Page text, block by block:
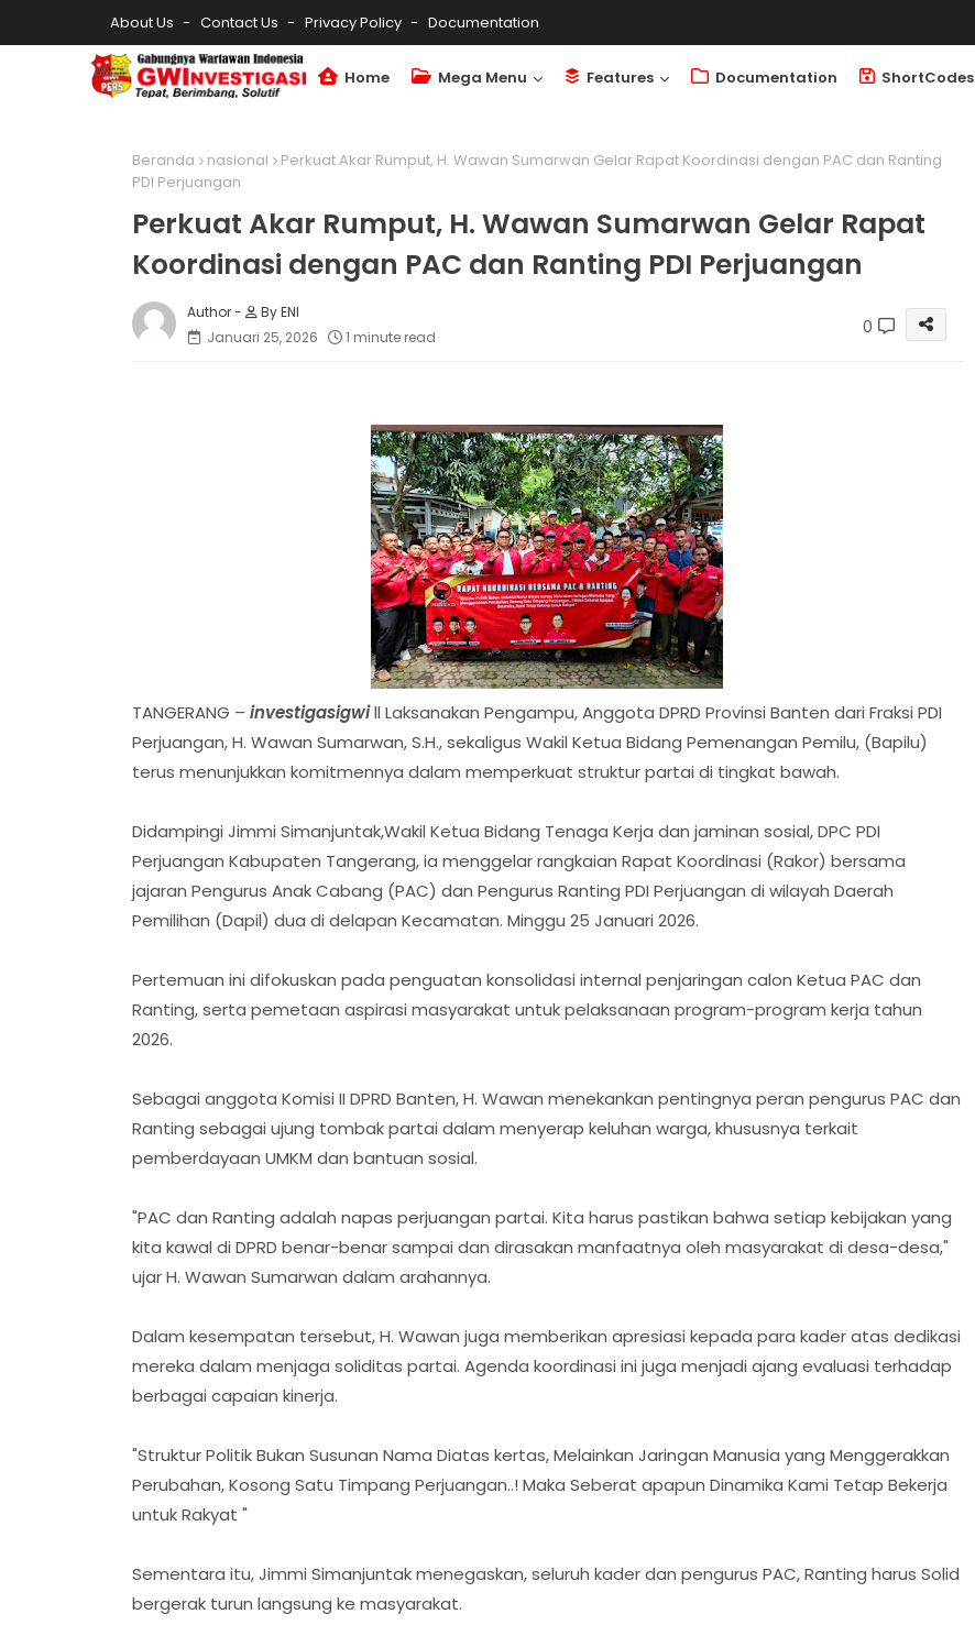
About Us Contact Us Privacy Policy Documentation
Home Mega Menu Features Documentation ShortCodes
Beranda nasional
Perkuat Akar Rumput, H. Wawan Sumarwan Gelar Rapat Koordinasi dengan PAC dan Ranting
PDI Perjuangan
Perkuat Akar Rumput, H. Wawan Sumarwan Gelar Rapat
Koordinasi dengan PAC dan Ranting PDI Perjuangan
By ENI
Januari 25, 2026
1 minute read 0
TANGERANG – investigasigwill Laksanakan Pengampu, Anggota DPRD Provinsi Banten dari Fraksi PDI
Perjuangan, H. Wawan Sumarwan, S.H., sekaligus Wakil Ketua Bidang Pemenangan Pemilu, (Bapilu)
terus menunjukkan komitmennya dalam memperkuat struktur partai di tingkat bawah.
Didampingi Jimmi Simanjuntak,Wakil Ketua Bidang Tenaga Kerja dan jaminan sosial, DPC PDI
Perjuangan Kabupaten Tangerang, ia menggelar rangkaian Rapat Koordinasi (Rakor) bersama
jajaran Pengurus Anak Cabang (PAC) dan Pengurus Ranting PDI Perjuangan di wilayah Daerah
Pemilihan (Dapil) dua di delapan Kecamatan. Minggu 25 Januari 2026.
Pertemuan ini difokuskan pada penguatan konsolidasi internal penjaringan calon Ketua PAC dan
Ranting, serta pemetaan aspirasi masyarakat untuk pelaksanaan program-program kerja tahun
2026.
Sebagai anggota Komisi II DPRD Banten, H. Wawan menekankan pentingnya peran pengurus PAC dan
Ranting sebagai ujung tombak partai dalam menyerap keluhan warga, khususnya terkait
pemberdayaan UMKM dan bantuan sosial.
"PAC dan Ranting adalah napas perjuangan partai. Kita harus pastikan bahwa setiap kebijakan yang
kita kawal di DPRD benar-benar sampai dan dirasakan manfaatnya oleh masyarakat di desa-desa,"
ujar H. Wawan Sumarwan dalam arahannya.
Dalam kesempatan tersebut, H. Wawan juga memberikan apresiasi kepada para kader atas dedikasi
mereka dalam menjaga soliditas partai. Agenda koordinasi ini juga menjadi ajang evaluasi terhadap
berbagai capaian kinerja. ‎
"Struktur Politik Bukan Susunan Nama Diatas kertas, Melainkan Jaringan Manusia yang Menggerakkan
Perubahan, Kosong Satu Timpang Perjuangan..! Maka Seberat apapun Dinamika Kami Tetap Bekerja
untuk Rakyat "
Sementara itu, Jimmi Simanjuntak menegaskan, seluruh kader dan pengurus PAC, Ranting harus Solid
bergerak turun langsung ke masyarakat.